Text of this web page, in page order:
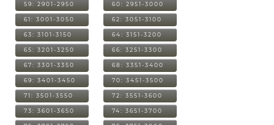
59: 2901-2950 60: 2951-3000
61: 3001-3050 62: 3051-3100
63: 3101-3150 64: 3151-3200
65: 3201-3250 66: 3251-3300
67: 3301-3350 68: 3351-3400
69: 3401-3450 70: 3451-3500
71: 3501-3550 72: 3551-3600
73: 3601-3650 74: 3651-3700